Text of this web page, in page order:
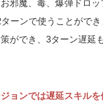
邪魔、毒、爆弾ドロ
ーンで使うことができ
ができ、3ターン遅延
ョンでは遅延スキル